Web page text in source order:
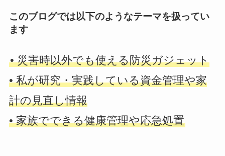
このブログでは以下のようなテーマを扱ってい
ます
• 災害時以外でも使える防災ガジェット
• 私が研究・実践している資金管理や家
計の見直し情報
• 家族でできる健康管理や応急処置